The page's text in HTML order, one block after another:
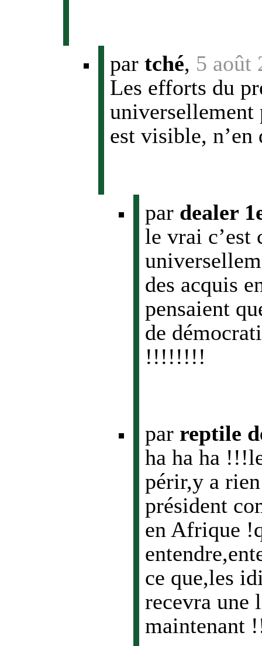
par tché, 5 août
Les efforts du
universellement
est visible, n’en
par dealer
le vrai c’est
des acquis
pensaient
de
!!!!!!!!
par reptile
ha ha ha
périr,y a
président
en Afrique
ce que,les
recevra une
maintenant